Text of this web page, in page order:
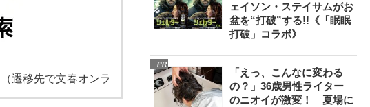
（遷移先で文春オンラ
ェイソン・ステイサムがお
盆を“打破”する!!《「眠眠
打破」コラボ》
PR
「えっ、こんなに変わる
の？」36歳男性ライター
のニオイが激変！ 夏場に